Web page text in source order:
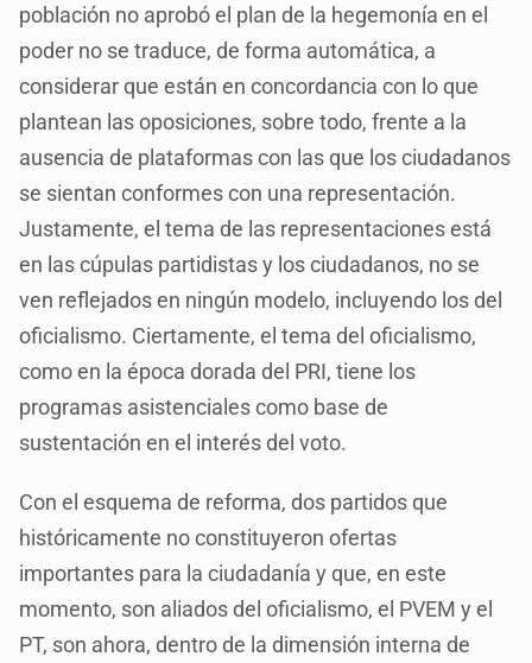
población no aprobó el plan de la hegemonía en el
poder no se traduce, de forma automática, a
considerar que están en concordancia con lo que
plantean las oposiciones, sobre todo, frente a la
ausencia de plataformas con las que los ciudadanos
se sientan conformes con una representación.
Justamente, el tema de las representaciones está
en las cúpulas partidistas y los ciudadanos, no se
ven reflejados en ningún modelo, incluyendo los del
oficialismo. Ciertamente, el tema del oficialismo,
como en la época dorada del PRI, tiene los
programas asistenciales como base de
sustentación en el interés del voto.
Con el esquema de reforma, dos partidos que
históricamente no constituyeron ofertas
importantes para la ciudadanía y que, en este
momento, son aliados del oficialismo, el PVEM y el
PT, son ahora, dentro de la dimensión interna de